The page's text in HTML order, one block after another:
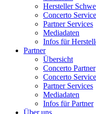
Hersteller
Concerto
Partner Services
Mediadaten
Infos für
Partner
Übersicht
Concerto Partner
Concerto
Partner Services
Mediadaten
Infos für Partner